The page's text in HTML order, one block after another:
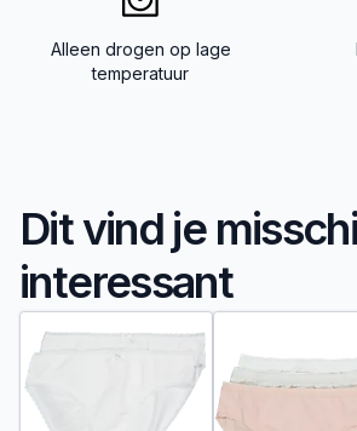
Alleen drogen op lage
temperatuur
Dit vind je
interessant